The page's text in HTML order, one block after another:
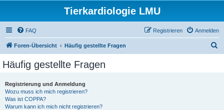
Tierkardiologie LMU
FAQ Anmelden
Registrieren
Foren-Übersicht Häufig gestellte Fragen
Häufig gestellte Fragen
Registrierung und Anmeldung
Wozu muss ich mich registrieren?
Was ist COPPA?
Warum kann ich mich nicht registrieren?